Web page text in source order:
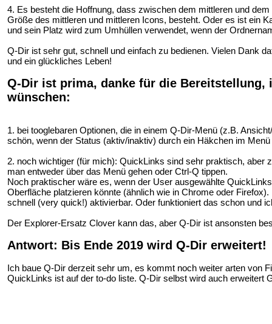
4. Es besteht die Hoffnung, dass zwischen dem mittleren und
Größe des mittleren und mittleren Icons, besteht. Oder es ist ein
und sein Platz wird zum Umhüllen verwendet, wenn der
Q-Dir ist sehr gut, schnell und einfach zu bedienen. Vielen Dank
und ein glückliches Leben!
Q-Dir ist prima, danke für die Bereitstellung,
wünschen:
1. bei tooglebaren Optionen, die in einem Q-Dir-Menü (z.B.
schön, wenn der Status (aktiv/inaktiv) durch ein Häkchen im
2. noch wichtiger (für mich): QuickLinks sind sehr praktisch, aber
man entweder über das Menü gehen oder Ctrl-Q tippen.
Noch praktischer wäre es, wenn der User ausgewählte
Oberfläche platzieren könnte (ähnlich wie in Chrome oder
schnell (very quick!) aktivierbar. Oder funktioniert das schon und
Der Explorer-Ersatz Clover kann das, aber Q-Dir ist ansonsten
Antwort: Bis Ende 2019 wird Q-Dir erweitert!
Ich baue Q-Dir derzeit sehr um, es kommt noch weiter arten von
QuickLinks ist auf der to-do liste. Q-Dir selbst wird auch erweitert